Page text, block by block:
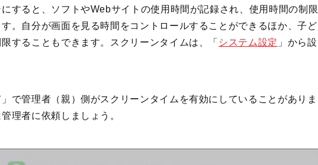
すると、ソフトやWebサイトの使用時間が記録され、使用時間の制限
。自分が画面を見る時間をコントロールすることができるほか、子ど
することもできます。スクリーンタイムは、「 システム設定 」から設
で管理者（親）側がスクリーンタイムを有効にしていることがありま
理者に依頼しましょう。